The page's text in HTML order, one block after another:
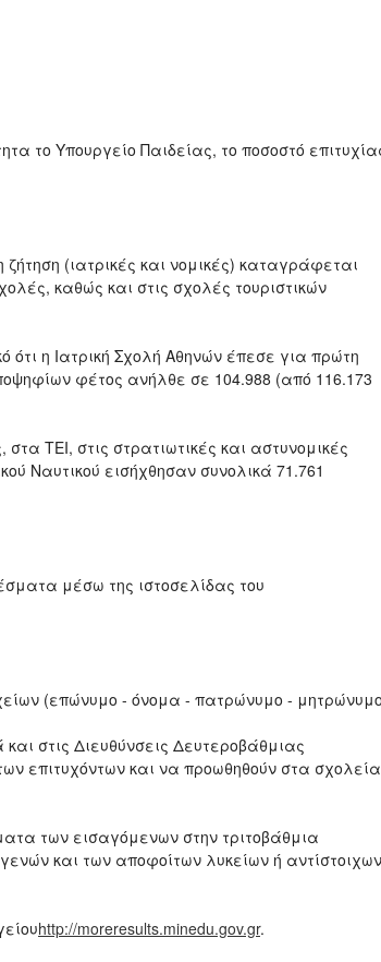
το Υπουργείο Παιδείας, το ποσοστό
(ιατρικές και νομικές) καταγράφεται
καθώς και στις σχολές τουριστικών
η Ιατρική Σχολή Αθηνών έπεσε για πρώτη
φέτος ανήλθε σε 104.988 (από 116.173
ΤΕΙ, στις στρατιωτικές και αστυνομικές
Ναυτικού εισήχθησαν συνολικά 71.761
μέσω της ιστοσελίδας του
(επώνυμο - όνομα - πατρώνυμο -
στις Διευθύνσεις Δευτεροβάθμιας
επιτυχόντων και να προωθηθούν στα σχολεία
των εισαγόμενων στην τριτοβάθμια
και των αποφοίτων λυκείων ή αντίστοιχων
http://moreresults.minedu.gov.gr.